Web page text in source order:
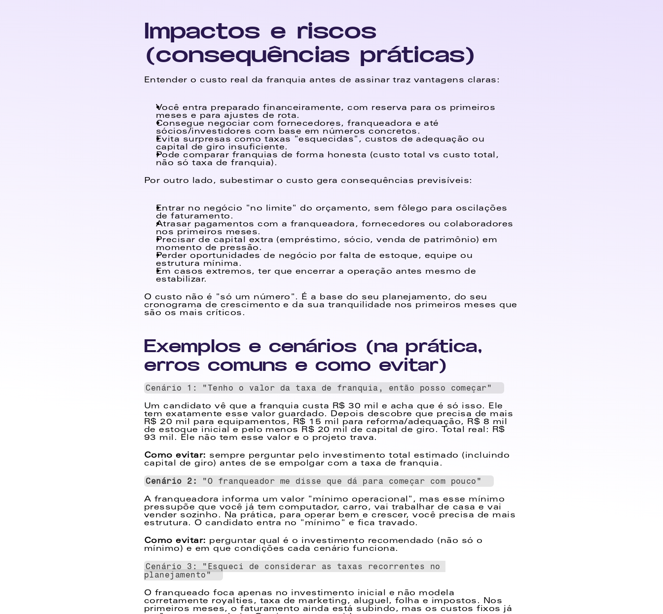
Impactos e riscos
(consequências práticas)
Entender o custo real da franquia antes de assinar traz vantagens claras:
Você entra preparado financeiramente, com reserva para os primeiros
meses e para ajustes de rota.
Consegue negociar com fornecedores, franqueadora e até
sócios/investidores com base em números concretos.
Evita surpresas como taxas "esquecidas", custos de adequação ou
capital de giro insuficiente.
Pode comparar franquias de forma honesta (custo total vs custo total,
não só taxa de franquia).
Por outro lado, subestimar o custo gera consequências previsíveis:
Entrar no negócio "no limite" do orçamento, sem fôlego para oscilações
de faturamento.
Atrasar pagamentos com a franqueadora, fornecedores ou colaboradores
nos primeiros meses.
Precisar de capital extra (empréstimo, sócio, venda de patrimônio) em
momento de pressão.
Perder oportunidades de negócio por falta de estoque, equipe ou
estrutura mínima.
Em casos extremos, ter que encerrar a operação antes mesmo de
estabilizar.
O custo não é "só um número". É a base do seu planejamento, do seu
cronograma de crescimento e da sua tranquilidade nos primeiros meses que
são os mais críticos.
Exemplos e cenários (na prática,
erros comuns e como evitar)
Cenário 1: "Tenho o valor da taxa de franquia, então posso começar"
Um candidato vê que a franquia custa R$ 30 mil e acha que é só isso. Ele
tem exatamente esse valor guardado. Depois descobre que precisa de mais
R$ 20 mil para equipamentos, R$ 15 mil para reforma/adequação, R$ 8 mil
de estoque inicial e pelo menos R$ 20 mil de capital de giro. Total real: R$
93 mil. Ele não tem esse valor e o projeto trava.
Como evitar: sempre perguntar pelo investimento total estimado (incluindo
capital de giro) antes de se empolgar com a taxa de franquia.
Cenário 2: "O franqueador me disse que dá para começar com pouco"
A franqueadora informa um valor "mínimo operacional", mas esse mínimo
pressupõe que você já tem computador, carro, vai trabalhar de casa e vai
vender sozinho. Na prática, para operar bem e crescer, você precisa de mais
estrutura. O candidato entra no "mínimo" e fica travado.
Como evitar: perguntar qual é o investimento recomendado (não só o
mínimo) e em que condições cada cenário funciona.
Cenário 3: "Esqueci de considerar as taxas recorrentes no
planejamento"
O franqueado foca apenas no investimento inicial e não modela
corretamente royalties, taxa de marketing, aluguel, folha e impostos. Nos
primeiros meses, o faturamento ainda está subindo, mas os custos fixos já